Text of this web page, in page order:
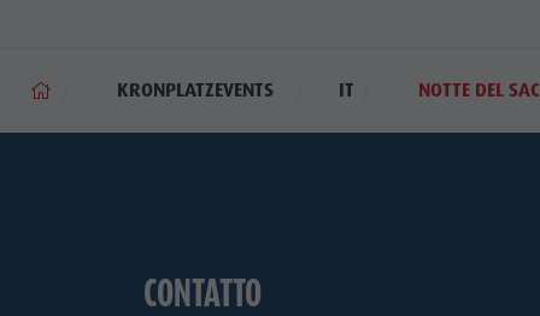
KRONPLATZEVENTS IT NOTTE DEL
CONTATTO